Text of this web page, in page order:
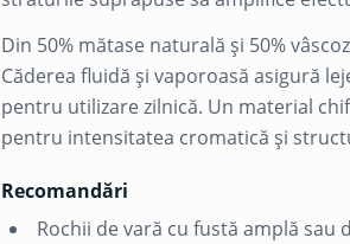
Din 50% mătase naturală și 50%
Căderea fluidă și vaporoasă asigură
pentru utilizare zilnică. Un material
pentru intensitatea cromatică și
Recomandări
Rochii de vară cu fustă amplă sau